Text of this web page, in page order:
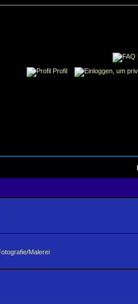
Profil
Malerei